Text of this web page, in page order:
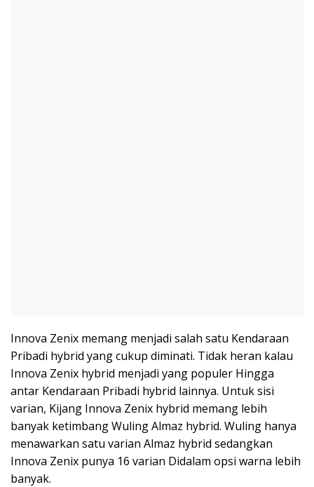
Innova Zenix memang menjadi salah satu Kendaraan
Pribadi hybrid yang cukup diminati. Tidak heran kalau
Innova Zenix hybrid menjadi yang populer Hingga
antar Kendaraan Pribadi hybrid lainnya. Untuk sisi
varian, Kijang Innova Zenix hybrid memang lebih
banyak ketimbang Wuling Almaz hybrid. Wuling hanya
menawarkan satu varian Almaz hybrid sedangkan
Innova Zenix punya 16 varian Didalam opsi warna lebih
banyak.